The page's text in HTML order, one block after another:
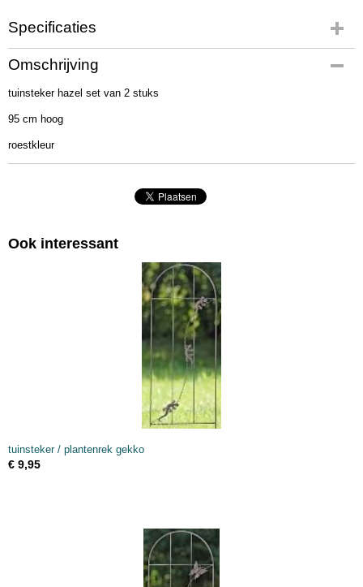
Specificaties
Productcode
3902800
Afmetingen (l,b,h)
Omschrijving
tuinsteker hazel set van 2 stuks
95 cm hoog
roestkleur
Ook interessant
tuinsteker / plantenrek gekko
€ 9,95